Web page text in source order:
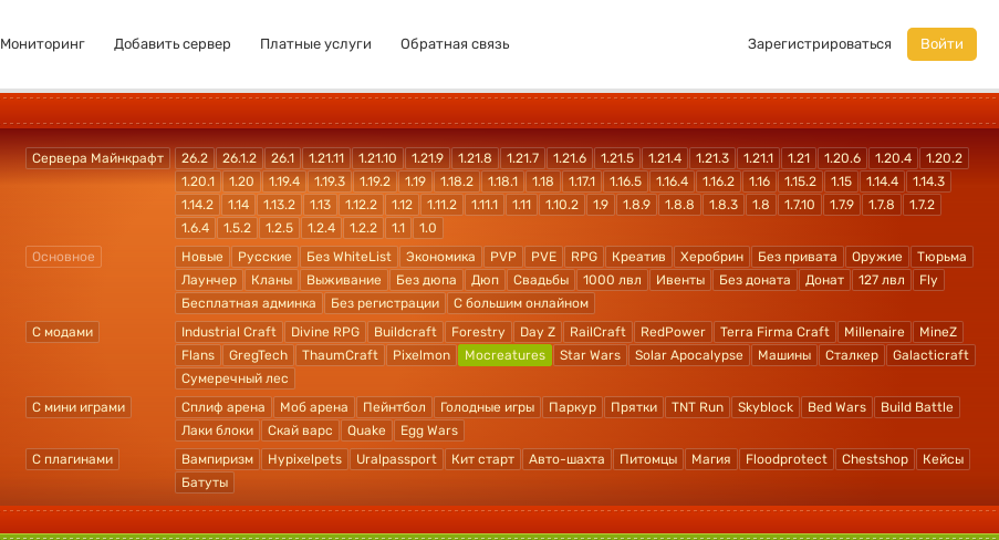
Мониторинг Добавить сервер Платные услуги Обратная связь Зарегистрироваться Войти
Сервера Майнкрафт 26.2 26.1.2 26.1 1.21.11 1.21.10 1.21.9 1.21.8 1.21.7 1.21.6 1.21.5 1.21.4 1.21.3 1.21.1 1.21 1.20.6 1.20.4
1.20.2
1.20.1
1.20 1.19.4 1.19.3 1.19.2 1.19 1.18.2 1.18.1 1.18 1.17.1 1.16.5 1.16.4 1.16.2 1.16 1.15.2 1.15 1.14.4
1.14.3
1.14.2
1.14 1.13.2 1.13 1.12.2 1.12 1.11.2 1.11.1 1.11 1.10.2 1.9 1.8.9 1.8.8 1.8.3 1.8 1.7.10 1.7.9 1.7.8
1.7.2
1.6.4
1.5.2 1.2.5 1.2.4 1.2.2 1.1
1.0
Основное
Новые Русские Без WhiteList Экономика PVP PVE RPG Креатив Херобрин Без привата Оружие
Тюрьма
Лаунчер
Кланы Выживание Без дюпа Дюп Свадьбы 1000 лвл Ивенты Без доната Донат 127 лвл
Fly
Бесплатная админка
Без регистрации
С большим онлайном
С модами
Industrial Craft Divine RPG Buildcraft Forestry Day Z RailCraft RedPower Terra Firma Craft Millenaire
MineZ
Flans
GregTech ThaumCraft Pixelmon Mocreatures Star Wars Solar Apocalypse Машины Сталкер
Galacticraft
Сумеречный лес
С мини играми
Сплиф арена Моб арена Пейнтбол Голодные игры Паркур Прятки TNT Run Skyblock Bed Wars
Build Battle
Лаки блоки
Скай варс Quake
Egg Wars
С плагинами
Вампиризм Hypixelpets Uralpassport Кит старт Авто-шахта Питомцы Магия Floodprotect Chestshop
Кейсы
Батуты